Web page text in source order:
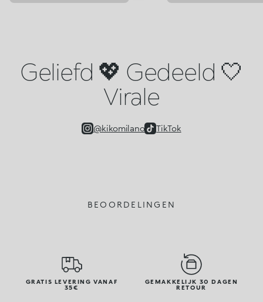
Geliefd 💖 Gedeeld 🤍
Virale
@kikomilano TikTok
BEOORDELINGEN
GRATIS LEVERING VANAF
35€
GEMAKKELIJK 30 DAGEN
RETOUR